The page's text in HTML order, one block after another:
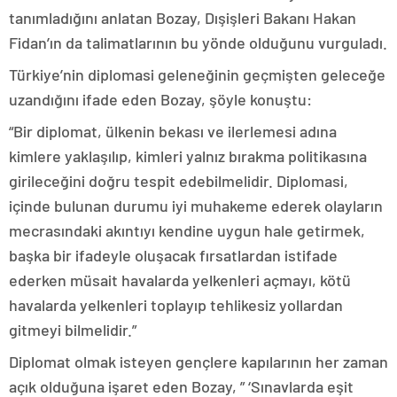
tanımladığını anlatan Bozay, Dışişleri Bakanı Hakan
Fidan’ın da talimatlarının bu yönde olduğunu vurguladı.
Türkiye’nin diplomasi geleneğinin geçmişten geleceğe
uzandığını ifade eden Bozay, şöyle konuştu:
“Bir diplomat, ülkenin bekası ve ilerlemesi adına
kimlere yaklaşılıp, kimleri yalnız bırakma politikasına
girileceğini doğru tespit edebilmelidir. Diplomasi,
içinde bulunan durumu iyi muhakeme ederek olayların
mecrasındaki akıntıyı kendine uygun hale getirmek,
başka bir ifadeyle oluşacak fırsatlardan istifade
ederken müsait havalarda yelkenleri açmayı, kötü
havalarda yelkenleri toplayıp tehlikesiz yollardan
gitmeyi bilmelidir.”
Diplomat olmak isteyen gençlere kapılarının her zaman
açık olduğuna işaret eden Bozay, ” ‘Sınavlarda eşit